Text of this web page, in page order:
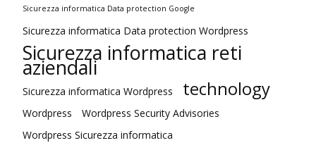
Sicurezza informatica Data protection Google
Sicurezza informatica Data protection Wordpress
Sicurezza informatica reti
aziendali
Sicurezza informatica Wordpress technology
Wordpress
Wordpress Security Advisories
Wordpress Sicurezza informatica